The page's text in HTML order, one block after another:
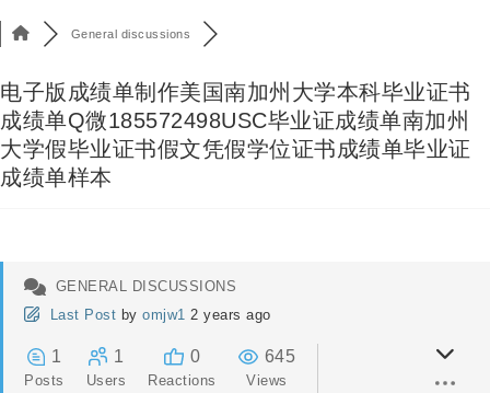
General discussions
电子版成绩单制作美国南加州大学本科毕业证书
成绩单Q微185572498USC毕业证成绩单南加州
大学假毕业证书假文凭假学位证书成绩单毕业证
成绩单样本
GENERAL DISCUSSIONS
Last Post by omjw1 2 years ago
1
Posts
1
Users
0
Reactions
645
Views